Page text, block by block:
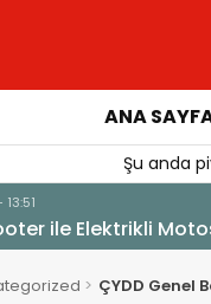
ANA
Şu anda
ÇYDD Genel